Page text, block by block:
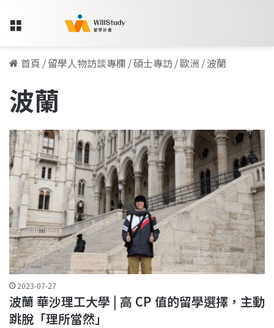
Menu
首頁 /留學人物訪談專欄 /碩士專訪 /歐洲 /波蘭
波蘭
2023-07-27
波蘭 華沙理工大學 | 高 CP 值的留學選擇，主動
跳脫「理所當然」